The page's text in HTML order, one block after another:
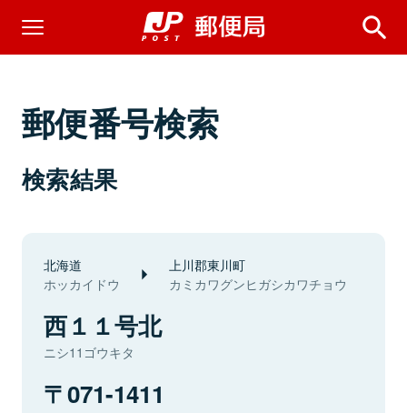
郵便番号検索
検索結果
北海道
ホッカイドウ
上川郡東川町
カミカワグンヒガシカワチョウ
西１１号北
ニシ11ゴウキタ
071-1411